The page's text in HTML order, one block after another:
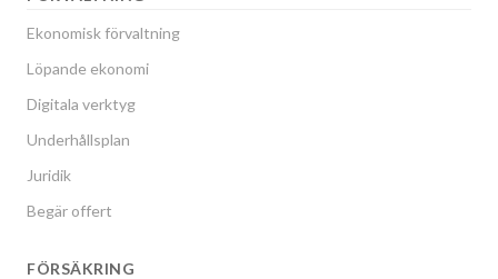
Ekonomisk förvaltning
Löpande ekonomi
Digitala verktyg
Underhållsplan
Juridik
Begär offert
FÖRSÄKRING